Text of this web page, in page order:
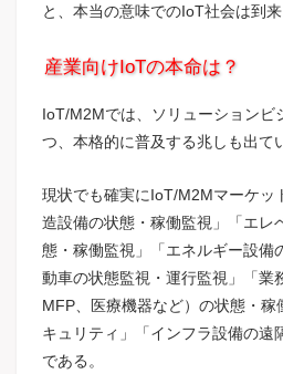
と、本当の意味でのIoT社会は到来
産業向けIoTの本命は？
IoT/M2Mでは、ソリューションビ
つ、本格的に普及する兆しも出て
現状でも確実にIoT/M2Mマーケッ
造設備の状態・稼働監視」「エレ
態・稼働監視」「エネルギー設備
動車の状態監視・運行監視」「業
MFP、医療機器など）の状態・稼
キュリティ」「インフラ設備の遠
である。